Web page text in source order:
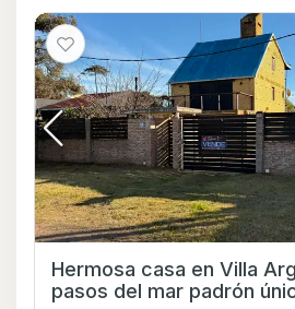
Hermosa casa en Villa
pasos del mar padrón